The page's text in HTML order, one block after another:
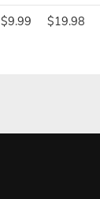
$9.99 $19.98